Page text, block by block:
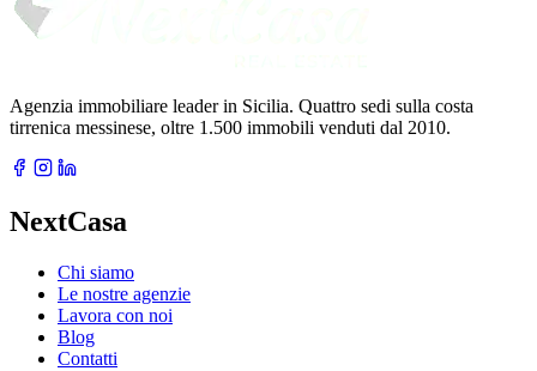
Agenzia immobiliare leader in Sicilia. Quattro sedi sulla costa
tirrenica messinese, oltre 1.500 immobili venduti dal 2010.
NextCasa
Chi siamo
Le nostre agenzie
Lavora con noi
Blog
Contatti